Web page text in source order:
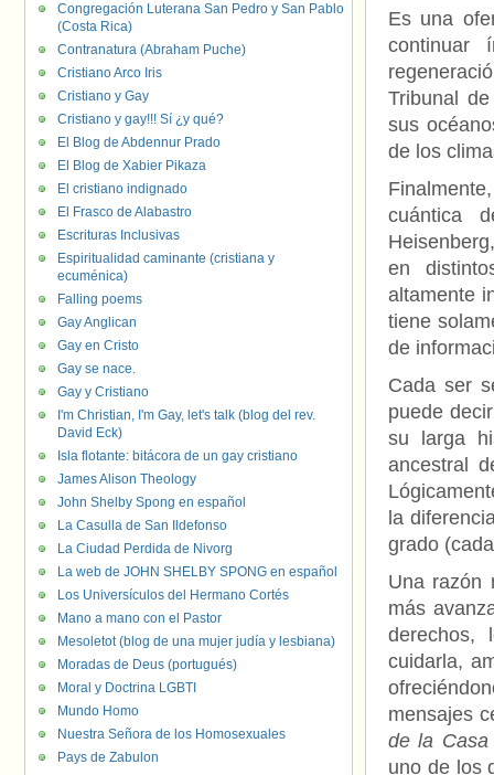
Es una
continuar
Tribunal
sus
de los
cuántica
en
altamente
tiene
de
Cada ser
puede
su larga
ancestral
la
grado
Una razón
más
derechos,
cuidarla,
mensajes
de la Casa
uno de los
Congregación Luterana San Pedro y San Pablo
(Costa Rica)
Contranatura (Abraham Puche)
Cristiano Arco Iris
Cristiano y Gay
Cristiano y gay!!! Sí ¿y qué?
El Blog de Abdennur Prado
El Blog de Xabier Pikaza
El cristiano indignado
El Frasco de Alabastro
Escrituras Inclusivas
Espiritualidad caminante (cristiana y
ecuménica)
Falling poems
Gay Anglican
Gay en Cristo
Gay se nace.
Gay y Cristiano
I'm Christian, I'm Gay, let's talk (blog del rev.
David Eck)
Isla flotante: bitácora de un gay cristiano
James Alison Theology
John Shelby Spong en español
La Casulla de San Ildefonso
La Ciudad Perdida de Nivorg
La web de JOHN SHELBY SPONG en español
Los Universículos del Hermano Cortés
Mano a mano con el Pastor
Mesoletot (blog de una mujer judía y lesbiana)
Moradas de Deus (portugués)
Moral y Doctrina LGBTI
Mundo Homo
Nuestra Señora de los Homosexuales
Pays de Zabulon